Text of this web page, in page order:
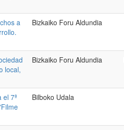
a
Bizkaiko Foru Aldundia
local,
Bizkaiko Foru Aldundia
el 7ª
Bilboko Udala